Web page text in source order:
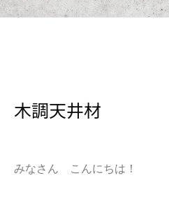
木調天井材
みなさん こんにちは！